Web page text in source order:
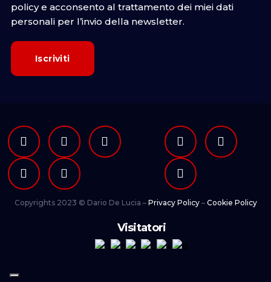
policye acconsento al trattamento dei miei dati
personali per l’invio della newsletter.
Copyrights 2023 © Dario De Lucia – Privacy Policy– Cookie Policy
Visitatori